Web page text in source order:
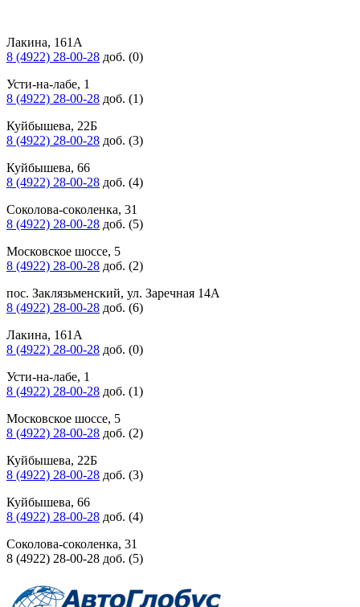
Лакина, 161А
8 (4922) 28-00-28 доб. (0)
Усти-на-лабе, 1
8 (4922) 28-00-28 доб. (1)
Куйбышева, 22Б
8 (4922) 28-00-28 доб. (3)
Куйбышева, 66
8 (4922) 28-00-28 доб. (4)
Соколова-соколенка, 31
8 (4922) 28-00-28 доб. (5)
Московское шоссе, 5
8 (4922) 28-00-28 доб. (2)
пос. Заклязьменский, ул. Заречная 14А
8 (4922) 28-00-28 доб. (6)
Лакина, 161А
8 (4922) 28-00-28 доб. (0)
Усти-на-лабе, 1
8 (4922) 28-00-28 доб. (1)
Московское шоссе, 5
8 (4922) 28-00-28 доб. (2)
Куйбышева, 22Б
8 (4922) 28-00-28 доб. (3)
Куйбышева, 66
8 (4922) 28-00-28 доб. (4)
Соколова-соколенка, 31
8 (4922) 28-00-28 доб. (5)